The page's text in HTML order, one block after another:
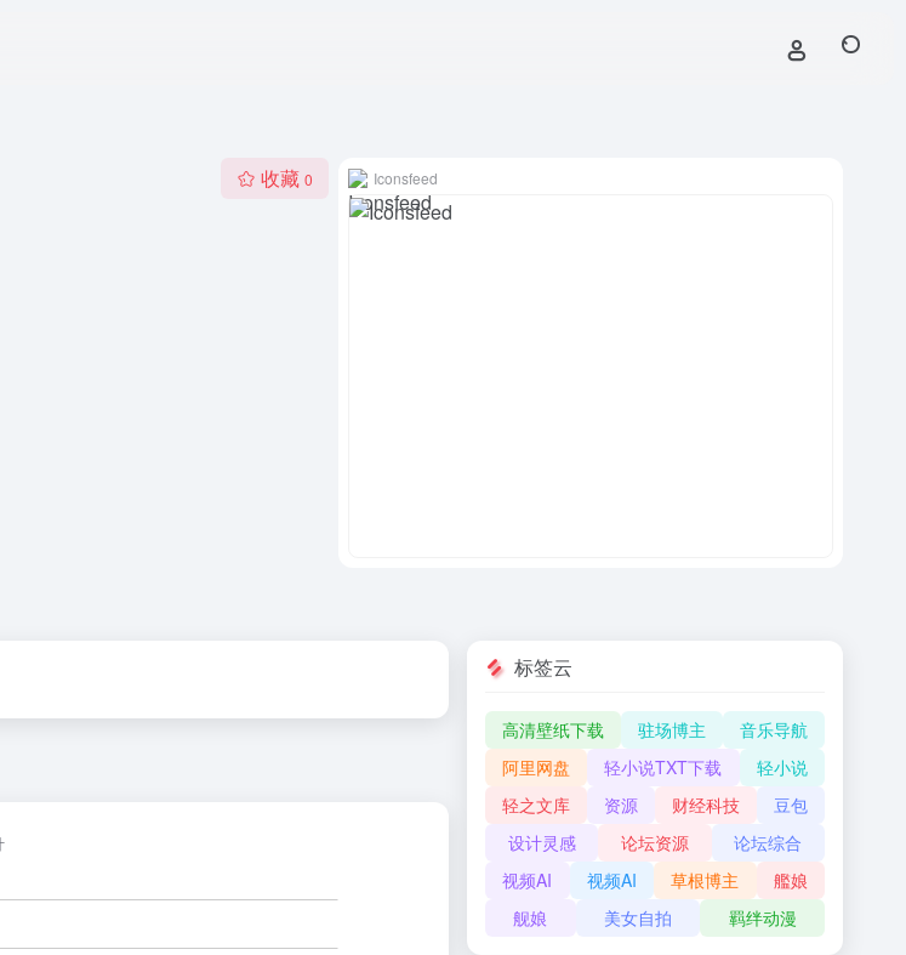
收藏 0 Iconsfeed
标签云
高清壁纸下载 驻场博主
音乐导航
阿里网盘
轻小说TXT下载
轻小说
轻之文库
资源 财经科技
豆包
设计灵感
论坛资源
论坛综合
视频AI
视频AI 草根博主
艦娘
舰娘
美女自拍 羁绊动漫